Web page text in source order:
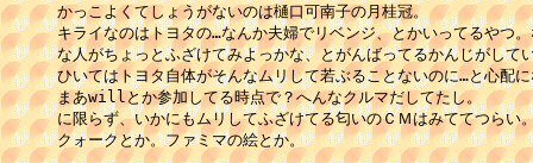
かっこよくてしょうがないのは樋口可南子の月桂冠。
キライなのはトヨタの…なんか夫婦でリベンジ、とかいってるやつ
な人がちょっとふざけてみよっかな、とがんばってるかんじがして
ひいてはトヨタ自体がそんなムリして若ぶることないのに…と心配
まあwillとか参加してる時点で？へんなクルマだしてたし。
に限らず、いかにもムリしてふざけてる匂いのＣＭはみててつらい